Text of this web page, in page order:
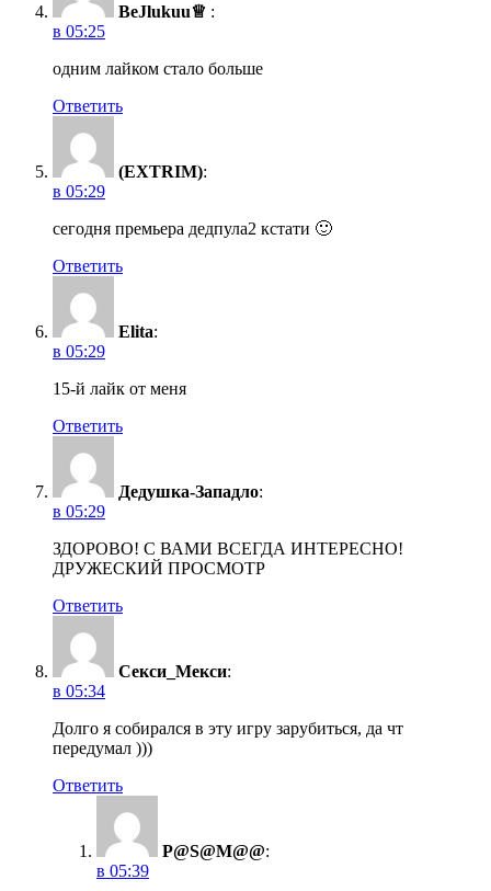
BeJlukuu♕ :
в 05:25
одним лайком стало больше
Ответить
(EXTRIM):
в 05:29
сегодня премьера дедпула2 кстати 🙂
Ответить
Elita:
в 05:29
15-й лайк от меня
Ответить
Дедушка-Западло:
в 05:29
ЗДОРОВО! С ВАМИ ВСЕГДА ИНТЕРЕСНО!
ДРУЖЕСКИЙ ПРОСМОТР
Ответить
Секси_Мекси:
в 05:34
Долго я собирался в эту игру зарубиться, да чт
передумал )))
Ответить
P@S@M@@:
в 05:39